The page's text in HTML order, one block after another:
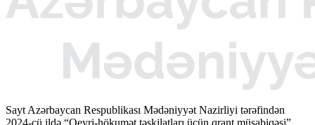
Sayt Azərbaycan Respublikası Mədəniyyət Nazirliyi tərəfindən